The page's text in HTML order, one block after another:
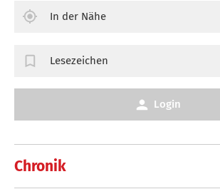
Chronik
In der Nähe
Lesezeichen
Login